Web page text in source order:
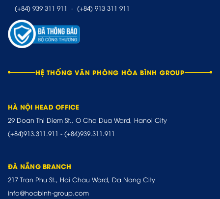
(+84) 939 311 911 - (+84) 913 311 911
HỆ THỐNG VĂN PHÒNG HÒA BÌNH GROUP
HÀ NỘI HEAD OFFICE
29 Doan Thi Diem St., O Cho Dua Ward, Hanoi City
(+84)913.311.911 - (+84)939.311.911
ĐÀ NẴNG BRANCH
217 Tran Phu St., Hai Chau Ward, Da Nang City
info@hoabinh-group.com